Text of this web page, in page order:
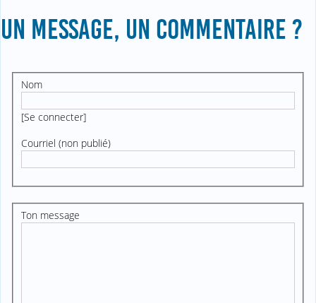
UN MESSAGE, UN COMMENTAIRE ?
Nom
[Se connecter]
Courriel (non publié)
Ton message